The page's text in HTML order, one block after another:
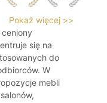
Pokaż więcej >>
się na
do
W
mebli